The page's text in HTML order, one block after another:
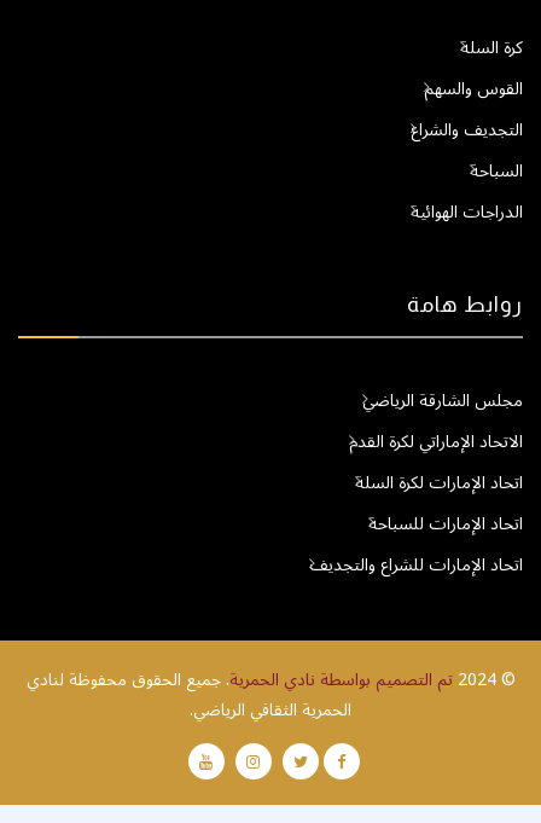
كرة السلة
القوس والسهم
التجديف والشراع
السباحة
الدراجات الهوائية
روابط هامة
مجلس الشارقة الرياضي
الاتحاد الإماراتي لكرة القدم
اتحاد الإمارات لكرة السلة
اتحاد الإمارات للسباحة
اتحاد الإمارات للشراع والتجديف
© 2024 تم التصميم بواسطة نادي الحمرية. جميع الحقوق محفوظة لنادي
الحمرية الثقافي الرياضي.